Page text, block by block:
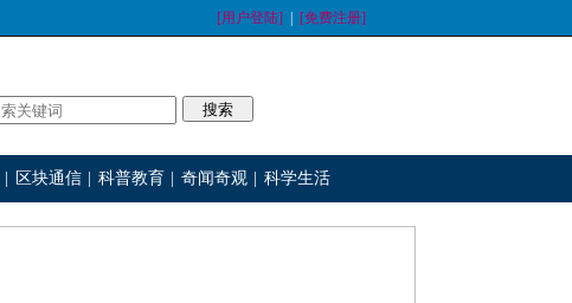
[用户登陆] [免费注册]
区块通信 科普教育 奇闻奇观 科学生活